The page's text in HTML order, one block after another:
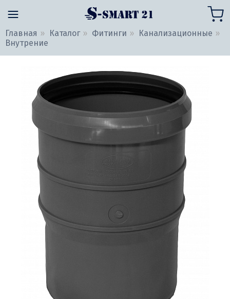
Главная Каталог Фитинги
Канализационные
Внутрение